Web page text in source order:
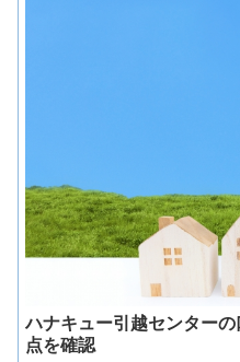
ハナキュー引越センター
点を確認